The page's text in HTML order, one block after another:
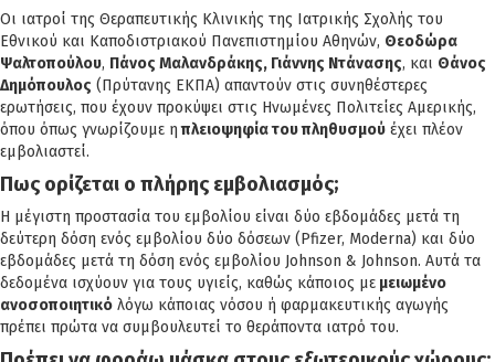
Οι ιατροί της Θεραπευτικής Κλινικής της Ιατρικής Σχολής του
Εθνικού και Καποδιστριακού Πανεπιστημίου Αθηνών, Θεοδώρα
Ψαλτοπούλου, Πάνος Μαλανδράκης, Γιάννης Ντάνασης, και Θάνος
Δημόπουλος (Πρύτανης ΕΚΠΑ) απαντούν στις συνηθέστερες
ερωτήσεις, που έχουν προκύψει στις Ηνωμένες Πολιτείες Αμερικής,
όπου όπως γνωρίζουμε ηπλειοψηφία του πληθυσμού έχει πλέον
εμβολιαστεί.
Πως ορίζεται ο πλήρης εμβολιασμός;
Η μέγιστη προστασία του εμβολίου είναι δύο εβδομάδες μετά τη
δεύτερη δόση ενός εμβολίου δύο δόσεων (Pfizer, Moderna) και δύο
εβδομάδες μετά τη δόση ενός εμβολίου Johnson & Johnson. Αυτά τα
δεδομένα ισχύουν για τους υγιείς, καθώς κάποιος με μειωμένο
ανοσοποιητικό λόγω κάποιας νόσου ή φαρμακευτικής αγωγής
πρέπει πρώτα να συμβουλευτεί το θεράποντα ιατρό του.